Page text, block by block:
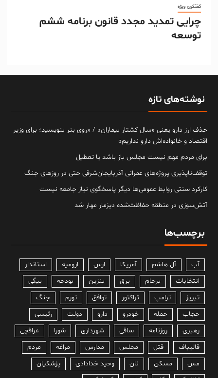
گفتگوی ویژه
چرایی تمدید مجدد قانون برنامه ششم
توسعه
نوشته‌های تازه
حذف ارز دارو یعنی «سال کشتار بیماران» / «روی بنر بنویسید؛ برای وزیر
اقتصاد و خانواده‌اش دارو نداریم»
برای مردم مهم نیست مجلس باز باشد یا تعطیل
توقف‌ناپذیری پروژه‌های عمرانی آذربایجان‌شرقی حتی در روزهای جنگ
کارکرد سنتی روابط عمومی‌ها دیگر پاسخگوی نیاز جامعه نیست
آتش‌سوزی در منطقه حفاظت‌شده دیزمار مهار شد
برچسب‌ها
آب آل هاشم آمریکا ارس ارومیه
استاندار
انتخابات
برجام برق بنزین بودجه
بیگی
تبریز
ترامپ تراکتور توافق تورم
جنگ
حجاب
حمله خودرو دارو دولت
رئیسی
رهبری
روزنامه ساقی شهرداری شورا
عراقچی
قالیباف
قتل مجلس مدارس مراغه
مردم
مس
مسکن نان وحید خدادادی
پزشکیان